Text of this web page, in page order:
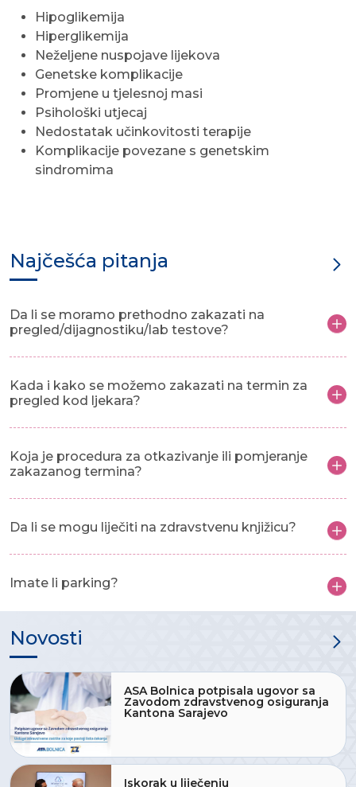
Hipoglikemija
Hiperglikemija
Neželjene nuspojave lijekova
Genetske komplikacije
Promjene u tjelesnoj masi
Psihološki utjecaj
Nedostatak učinkovitosti terapije
Komplikacije povezane s genetskim
sindromima
Najčešća pitanja
Da li se moramo prethodno zakazati na
pregled/dijagnostiku/lab testove?
Kada i kako se možemo zakazati na termin za
pregled kod ljekara?
Koja je procedura za otkazivanje ili pomjeranje
zakazanog termina?
Da li se mogu liječiti na zdravstvenu knjižicu?
Imate li parking?
Novosti
ASA Bolnica potpisala ugovor sa
Zavodom zdravstvenog osiguranja
Kantona Sarajevo
Iskorak u liječenju